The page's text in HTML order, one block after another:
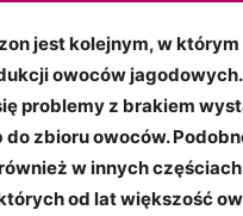
jest kolejnym, w
owoców
problemy z brakiem
do zbioru owoców.
w innych
od lat większość